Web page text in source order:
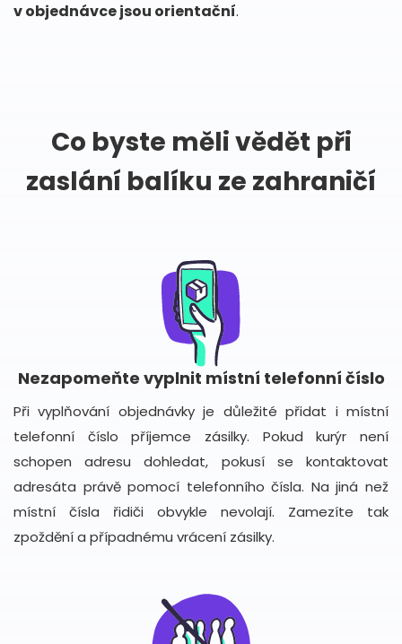
v objednávce jsou orientační.
Co byste měli vědět při
zaslání balíku ze zahraničí
Nezapomeňte vyplnit místní telefonní číslo
Při vyplňování objednávky je důležité přidat i místní
telefonní číslo příjemce zásilky. Pokud kurýr není
schopen adresu dohledat, pokusí se kontaktovat
adresáta právě pomocí telefonního čísla. Na jiná než
místní čísla řidiči obvykle nevolají. Zamezíte tak
zpoždění a případnému vrácení zásilky.